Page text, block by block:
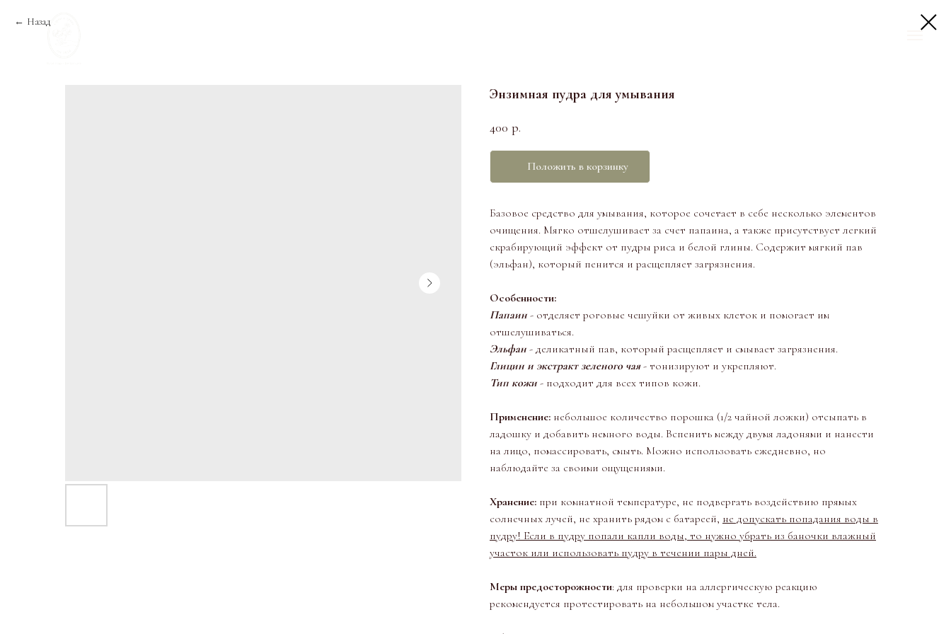
Назад
Энзимная пудра для умывания
400 р.
Положить в корзинку
Базовое средство для умывания, которое сочетает в себе несколько элементов
очищения. Мягко отшелушивает за счет папаина, а также присутствует легкий
скрабирующий эффект от пудры риса и белой глины. Содержит мягкий пав
(эльфан), который пенится и расщепляет загрязнения.
Особенности:
Папаин - отделяет роговые чешуйки от живых клеток и помогает им
отшелушиваться.
Эльфан - деликатный пав, который расщепляет и смывает загрязнения.
Глицин и экстракт зеленого чая- тонизируют и укрепляют.
Тип кожи - подходит для всех типов кожи.
Применение: небольшое количество порошка (1/2 чайной ложки) отсыпать в
ладошку и добавить немного воды. Вспенить между двумя ладонями и нанести
на лицо, помассировать, смыть. Можно использовать ежедневно, но
наблюдайте за своими ощущениями.
Хранение: при комнатной температуре, не подвергать воздействию прямых
солнечных лучей, не хранить рядом с батареей, не допускать попадания воды в
пудру! Если в пудру попали капли воды, то нужно убрать из баночки влажный
участок или использовать пудру в течении пары дней.
Меры предосторожности: для проверки на аллергическую реакцию
рекомендуется протестировать на небольшом участке тела.